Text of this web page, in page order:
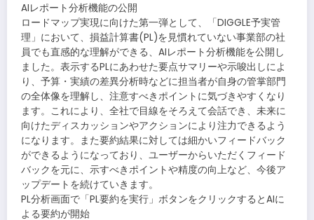
AIレポート分析機能の公開
ロードマップ実現に向けた第一弾として、「DIGGLE予実管
理」において、損益計算書(PL)を見慣れていない事業部の社
員でも直感的な理解ができる、AIレポート分析機能を公開し
ました。表示するPLにあわせた要点サマリーや示唆出しによ
り、予算・実績の差異分析時などに担当者が自身の管掌部門
の全体像を理解し、注意すべきポイントに気づきやすくなり
ます。これにより、全社で目線をそろえて会話でき、未来に
向けたディスカッションやアクションにより注力できるよう
になります。また要約結果に対しては細かいフィードバック
ができるようになっており、ユーザーからいただくフィード
バックを元に、示すべきポイントや精度の向上など、今後ア
ップデートを続けていきます。
PL分析画面で「PL要約を実行」ボタンをクリックするとAIに
よる要約が開始